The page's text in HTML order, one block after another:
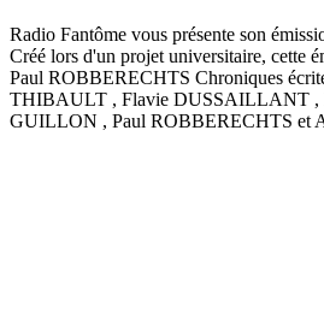
Radio Fantôme vous présente son
Créé lors d'un projet universitaire, cette
Paul ROBBERECHTS Chroniques
THIBAULT , Flavie DUSSAILLANT ,
GUILLON , Paul ROBBERECHTS et